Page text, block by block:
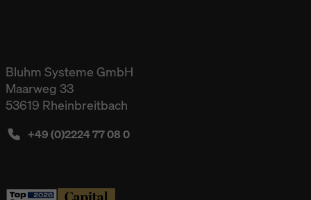
Bluhm Systeme GmbH
Maarweg 33
53619 Rheinbreitbach
+49 (0)2224 77 08 0